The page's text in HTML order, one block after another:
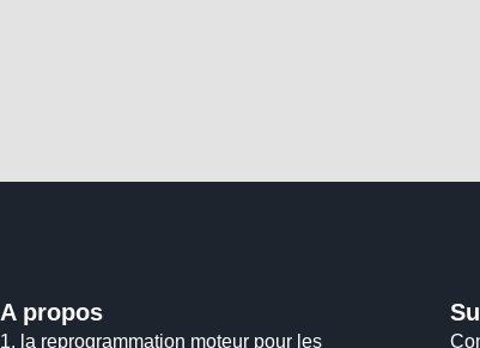
A propos
1. la reprogrammation moteur pour les